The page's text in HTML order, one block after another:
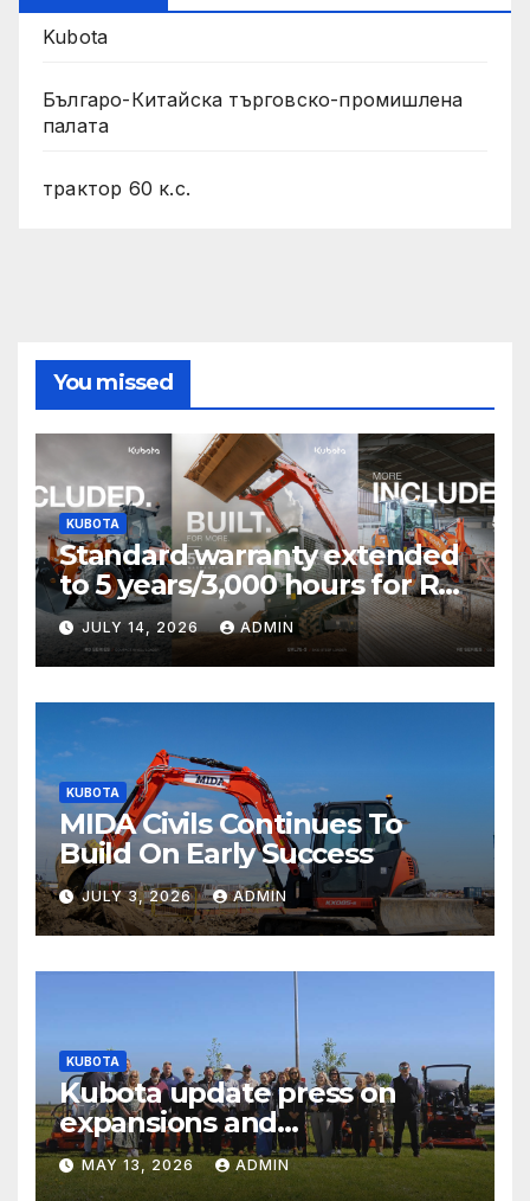
Kubota
Българо-Китайска търговско-промишлена
палата
трактор 60 к.с.
You missed
KUBOTA
Standard warranty extended
to 5 years/3,000 hours for R0
Series and SVL75-3 T&Cs
JULY 14, 2026 ADMIN
KUBOTA
MIDA Civils Continues To
Build On Early Success
JULY 3, 2026 ADMIN
KUBOTA
Kubota update press on
expansions and
electrification of popular
mower ranges
MAY 13, 2026 ADMIN